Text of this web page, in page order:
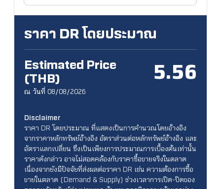
ราคา DR โดยประมาณ
Estimated Price
(THB) 5.56
ณ วันที่ 08/08/2026
Disclaimer
ราคา DR โดยประมาณ ที่แสดงเป็นการคำนวณโดยอ้างอิง
จากราคาหลักทรัพย์อ้างอิง อัตราส่วนต่อหลักทรัพย์อ้างอิง และ
อัตราแลกเปลี่ยน ซึ่งเป็นเพียงการประมาณการเบื้องต้นเท่านั้น
ราคาดังกล่าว อาจไม่สอดคล้องกับราคาซื้อขายจริงในตลาด
เนื่องจากยังมีปัจจัยที่ส่งผลต่อราคา DR เช่น ความต้องการซื้อ
ขายในตลาด (Demand & Supply) ช่วงเวลาการเปิด-ปิดของ